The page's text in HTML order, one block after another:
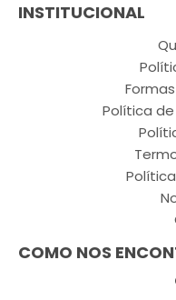
INSTITUCIONAL
Política
COMO NOS